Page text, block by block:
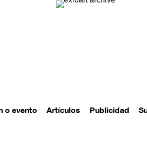
o evento Artículos Publicidad